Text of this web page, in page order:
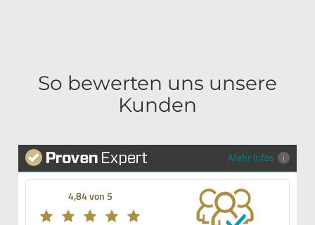
So bewerten uns unsere
Kunden
Mehr Infos
4,84 von 5